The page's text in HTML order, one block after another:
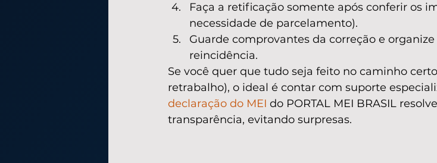
Faça a retificação somente após conferir os
necessidade de parcelamento).
Guarde comprovantes da correção e
reincidência.
Se você quer que tudo seja feito no caminho
retrabalho), o ideal é contar com suporte
declaração do MEI do PORTAL MEI BRASIL
transparência, evitando surpresas.